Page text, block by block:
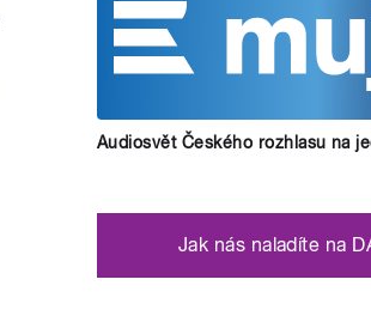
Audiosvět Českého rozhlasu na
Jak nás naladíte na